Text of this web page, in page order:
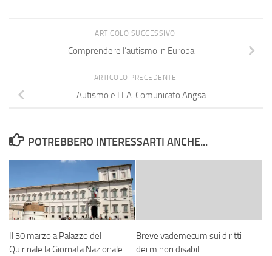
ARTICOLO SUCCESSIVO
Comprendere l’autismo in Europa
ARTICOLO PRECEDENTE
Autismo e LEA: Comunicato Angsa
POTREBBERO INTERESSARTI ANCHE...
Il 30 marzo a Palazzo del
Quirinale la Giornata Nazionale
Breve vademecum sui diritti
dei minori disabili